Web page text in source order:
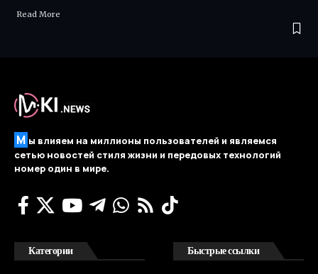
​ Read More
М ы влияем на миллионы пользователей и являемся
сетью новостей стиля жизни и передовых технологий
номер один в мире.
Категории Быстрые ссылки